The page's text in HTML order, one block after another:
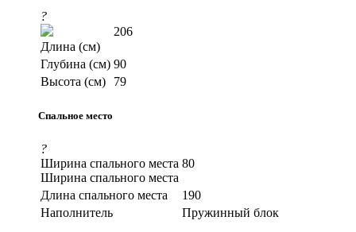
?
Длина (см)
206
Глубина (см) 90
Высота (см)
79
Спальное место
?
Ширина спального места
Ширина спального места
80
Длина спального места
190
Наполнитель
Пружинный блок